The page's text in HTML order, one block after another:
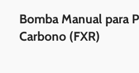
Bomba Manual para
Carbono (FXR)